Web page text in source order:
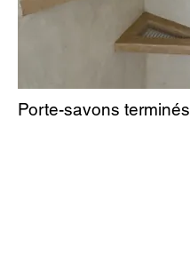
Porte-savons terminés